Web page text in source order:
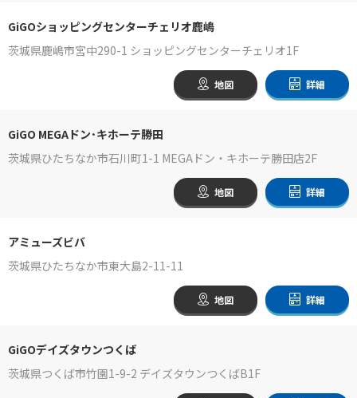
GiGOショッピングセンターチェリオ鹿嶋
茨城県鹿嶋市宮中290-1 ショッピングセンターチェリオ1F
地図 詳細
GiGO MEGAドン･キホーテ勝田
茨城県ひたちなか市石川町1-1 MEGAドン・キホーテ勝田店2F
地図 詳細
アミューズビバ
茨城県ひたちなか市東大島2-11-11
地図 詳細
GiGOデイズタウンつくば
茨城県つくば市竹園1-9-2 デイズタウンつくばB1F